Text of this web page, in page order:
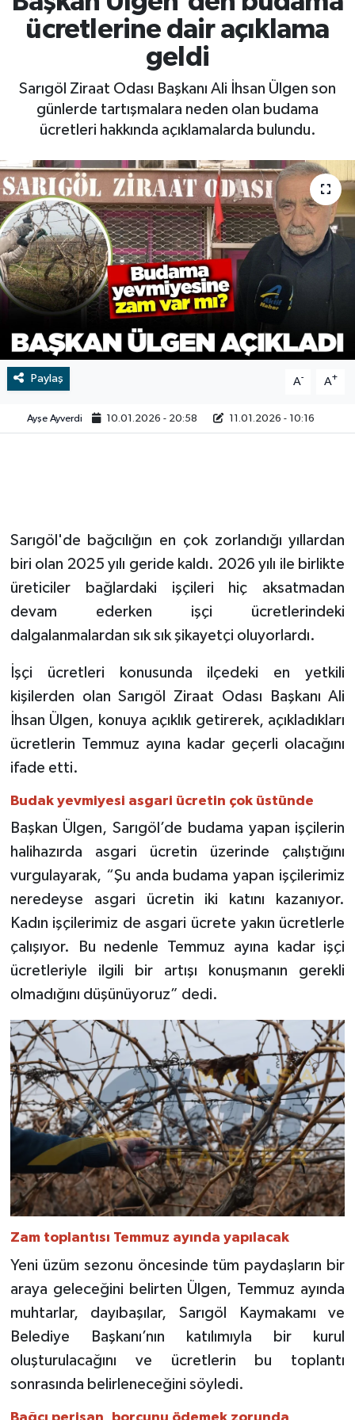
ücretlerine dair açıklama
geldi
Sarıgöl Ziraat Odası Başkanı Ali İhsan Ülgen son
günlerde tartışmalara neden olan budama
ücretleri hakkında açıklamalarda bulundu.
Paylaş A- A+
Ayşe Ayverdi 10.01.2026 - 20:58 11.01.2026 - 10:16
Sarıgöl'de bağcılığın en çok zorlandığı yıllardan
biri olan 2025 yılı geride kaldı. 2026 yılı ile birlikte
üreticiler bağlardaki işçileri hiç aksatmadan
devam ederken işçi ücretlerindeki
dalgalanmalardan sık sık şikayetçi oluyorlardı.
İşçi ücretleri konusunda ilçedeki en yetkili
kişilerden olan Sarıgöl Ziraat Odası Başkanı Ali
İhsan Ülgen, konuya açıklık getirerek, açıkladıkları
ücretlerin Temmuz ayına kadar geçerli olacağını
ifade etti.
Budak yevmiyesi asgari ücretin çok üstünde
Başkan Ülgen, Sarıgöl’de budama yapan işçilerin
halihazırda asgari ücretin üzerinde çalıştığını
vurgulayarak, “Şu anda budama yapan işçilerimiz
neredeyse asgari ücretin iki katını kazanıyor.
Kadın işçilerimiz de asgari ücrete yakın ücretlerle
çalışıyor. Bu nedenle Temmuz ayına kadar işçi
ücretleriyle ilgili bir artışı konuşmanın gerekli
olmadığını düşünüyoruz” dedi.
Zam toplantısı Temmuz ayında yapılacak
Yeni üzüm sezonu öncesinde tüm paydaşların bir
araya geleceğini belirten Ülgen, Temmuz ayında
muhtarlar, dayıbaşılar, Sarıgöl Kaymakamı ve
Belediye Başkanı’nın katılımıyla bir kurul
oluşturulacağını ve ücretlerin bu toplantı
sonrasında belirleneceğini söyledi.
RESMİ İLAN
BİLİM VE TEKNOLOJİ
RESMİ İLAN
Tarih
Dünya
İletişim
Künye
SPOR
Vefat
Video